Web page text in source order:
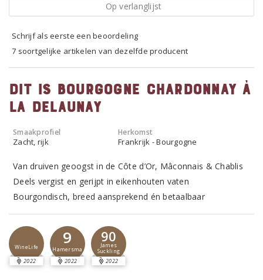
Op verlanglijst
Schrijf als eerste een beoordeling
7 soortgelijke artikelen van dezelfde producent
Dit is Bourgogne Chardonnay à
la Delaunay
Smaakprofiel
Zacht, rijk
Herkomst
Frankrijk - Bourgogne
Van druiven geoogst in de Côte d’Or, Mâconnais & Chablis
Deels vergist en gerijpt in eikenhouten vaten
Bourgondisch, breed aansprekend én betaalbaar
WineLife
2022
9
Hamersma
2022
90
James
Suckling
2022